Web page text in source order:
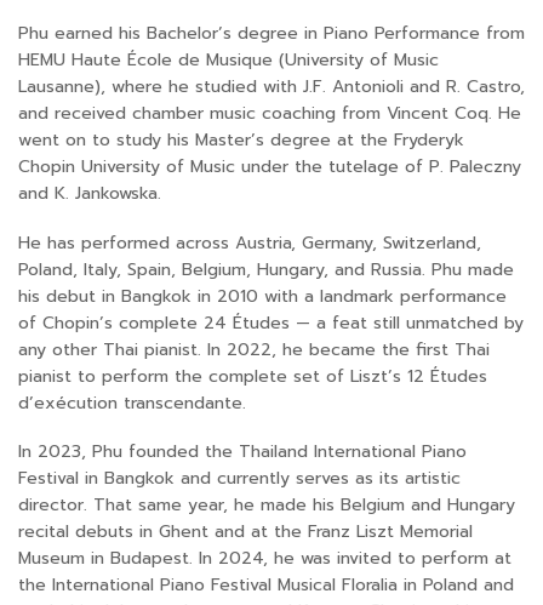
Phu earned his Bachelor’s degree in Piano Performance from
HEMU Haute École de Musique (University of Music
Lausanne), where he studied with J.F. Antonioli and R. Castro,
and received chamber music coaching from Vincent Coq. He
went on to study his Master’s degree at the Fryderyk
Chopin University of Music under the tutelage of P. Paleczny
and K. Jankowska.
He has performed across Austria, Germany, Switzerland,
Poland, Italy, Spain, Belgium, Hungary, and Russia. Phu made
his debut in Bangkok in 2010 with a landmark performance
of Chopin’s complete 24 Études — a feat still unmatched by
any other Thai pianist. In 2022, he became the first Thai
pianist to perform the complete set of Liszt’s 12 Études
d’exécution transcendante.
In 2023, Phu founded the Thailand International Piano
Festival in Bangkok and currently serves as its artistic
director. That same year, he made his Belgium and Hungary
recital debuts in Ghent and at the Franz Liszt Memorial
Museum in Budapest. In 2024, he was invited to perform at
the International Piano Festival Musical Floralia in Poland and